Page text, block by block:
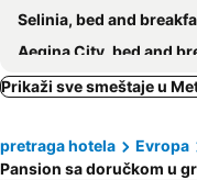
Selinia, bed and
Aegina City, bed and
Pirej, bed and
Hidra, bed and
Prikaži sve smeštaje u
pretraga hotela Evropa
Pansion sa doručkom u